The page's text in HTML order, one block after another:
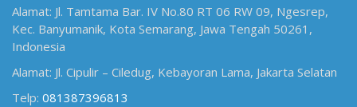
Alamat: Jl. Tamtama Bar. IV No.80 RT 06 RW 09, Ngesrep,
Kec. Banyumanik, Kota Semarang, Jawa Tengah 50261,
Indonesia
Alamat: Jl. Cipulir – Ciledug, Kebayoran Lama, Jakarta Selatan
Telp: 081387396813